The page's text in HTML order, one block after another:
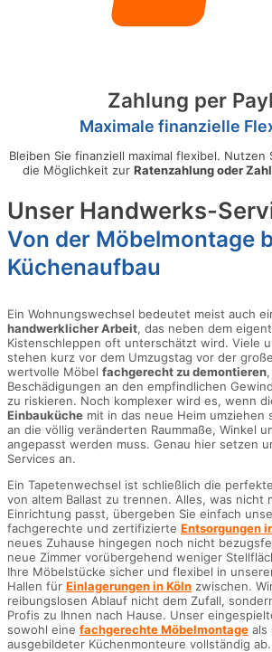
Zahlung per
Maximale finanzielle
Bleiben Sie finanziell maximal flexibel. Nutzen
die Möglichkeit zur Ratenzahlung oder
Unser Handwerks-
Von der Möbelmontage
Küchenaufbau
Ein Wohnungswechsel bedeutet meist auch
handwerklicher Arbeit, das neben dem
Kistenschleppen oft unterschätzt wird. Viele
stehen kurz vor dem Umzugstag vor der
wertvolle Möbel fachgerecht zu demontieren
Beschädigungen an den empfindlichen
zu riskieren. Noch komplexer wird es, wenn
Einbauküche mit in das neue Heim umziehen
an die völlig veränderten Raummaße, Winkel
angepasst werden muss. Genau hier setzen
Services an.
Ein Tapetenwechsel ist schließlich die
von altem Ballast zu trennen. Alles, was nicht
Einrichtung passt, übergeben Sie einfach
fachgerechte und zertifizierte Entsorgungen
neues Zuhause hingegen noch nicht
neue Zimmer vorübergehend weniger
Ihre Möbelstücke sicher und flexibel in
Hallen für Einlagerungen in Köln zwischen.
reibungslosen Ablauf nicht dem Zufall,
Profis zu Ihnen nach Hause. Unser
sowohl eine fachgerechte Möbelmontage als
ausgebildeter Küchenmonteure vollständig ab.